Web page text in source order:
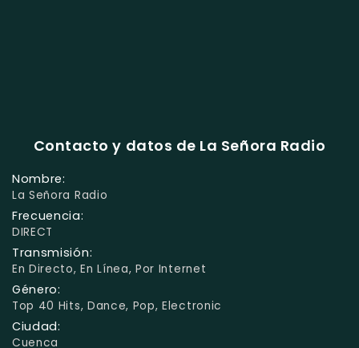
Contacto y datos de La Señora Radio
Nombre:
La Señora Radio
Frecuencia:
DIRECT
Transmisión:
En Directo, En Línea, Por Internet
Género:
Top 40 Hits, Dance, Pop, Electronic
Ciudad:
Cuenca